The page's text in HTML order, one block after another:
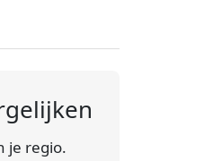
je regio.